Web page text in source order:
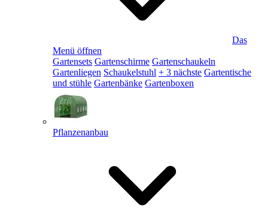
Das
Menü öffnen
Gartensets Gartenschirme Gartenschaukeln
Gartenliegen Schaukelstuhl + 3 nächste Gartentische
und stühle Gartenbänke Gartenboxen
Pflanzenanbau